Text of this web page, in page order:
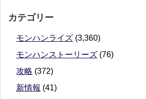
カテゴリー
モンハンライズ (3,360)
モンハンストーリーズ (76)
攻略 (372)
新情報 (41)